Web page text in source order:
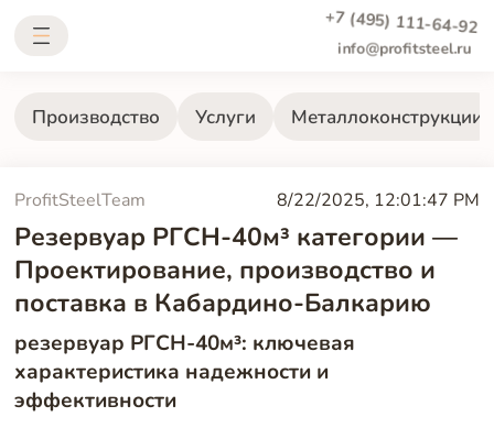
+7 (495) 111-64-92
info@profitsteel.ru
Производство Услуги Металлоконструкции
ProfitSteelTeam 8/22/2025, 12:01:47 PM
Резервуар РГСН-40м³ категории —
Проектирование, производство и
поставка в Кабардино-Балкарию
резервуар РГСН-40м³: ключевая
характеристика надежности и
эффективности